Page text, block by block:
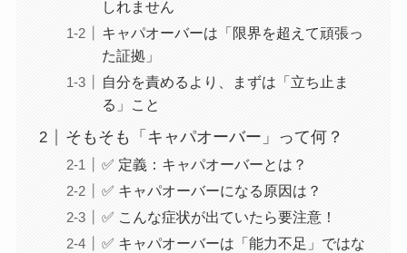
しれません
キャパオーバーは「限界を超えて頑張っ
た証拠」
自分を責めるより、まずは「立ち止ま
る」こと
そもそも「キャパオーバー」って何？
✅ 定義：キャパオーバーとは？
✅ キャパオーバーになる原因は？
✅ こんな症状が出ていたら要注意！
✅ キャパオーバーは「能力不足」ではな